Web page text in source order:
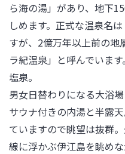
ら海の湯」があり、地下
しめます。正式な温泉名
すが、2億万年以上前の地
ラ紀温泉」と呼んでいま
塩泉。
男女日替わりになる大浴
サウナ付きの内湯と半露
ていますので眺望は抜群
線に浮かぶ伊江島を眺め